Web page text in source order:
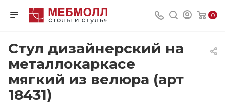
0
Стул дизайнерский на
металлокаркасе
мягкий из велюра (арт
18431)